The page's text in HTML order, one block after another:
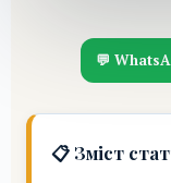
💬
📋 Зміст